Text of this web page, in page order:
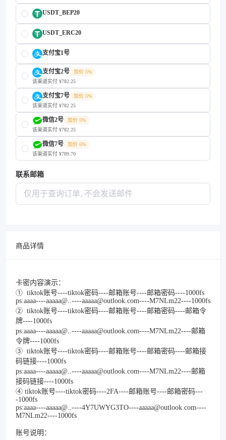
USDT_BEP20
USDT_ERC20
支付宝1号
支付宝2号
加价 5%
该渠道实付 ¥782.25
支付宝7号
加价 5%
该渠道实付 ¥782.25
微信2号
加价 5%
该渠道实付 ¥782.25
微信7号
加价 6%
该渠道实付 ¥789.70
联系邮箱
商品详情
卡密内容演示：
① tiktok账号----tiktok密码----邮箱账号----邮箱密码----1000fs
ps:aaaa----aaaaa@..----aaaaa@outlook.com----M7NLm22----1000fs
② tiktok账号----tiktok密码----邮箱账号----邮箱密码----邮箱令
牌----1000fs
ps:aaaa----aaaaa@..----aaaaa@outlook.com----M7NLm22----邮箱
令牌----1000fs
③ tiktok账号----tiktok密码----邮箱账号----邮箱密码----邮箱接
码链接----1000fs
ps:aaaa----aaaaa@..----aaaaa@outlook.com----M7NLm22----邮箱
接码链接----1000fs
④ tiktok账号----tiktok密码----2FA----邮箱账号----邮箱密码---
-1000fs
ps:aaaa----aaaaa@..----4Y7UWYG3TO----aaaaa@outlook.com----
M7NLm22----1000fs
账号说明：